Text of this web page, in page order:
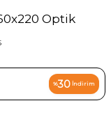
Optik
%30 İndirim